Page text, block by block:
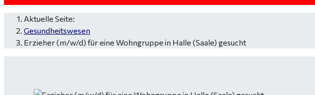
Aktuelle Seite:
Gesundheitswesen
Erzieher (m/w/d) für eine Wohngruppe in Halle (Saale) gesucht